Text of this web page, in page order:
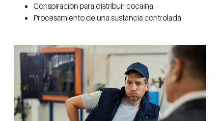
Conspiración para distribuir cocaína
Procesamiento de una sustancia controlada